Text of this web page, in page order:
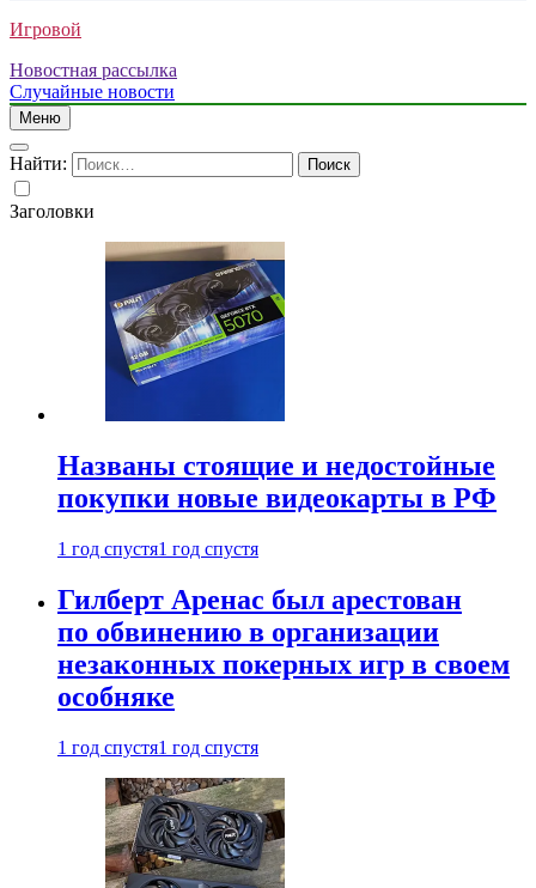
Игровой
Новостная рассылка
Случайные новости
Меню
Найти:
Заголовки
Названы стоящие и недостойные
покупки новые видеокарты в РФ
1 год спустя1 год спустя
Гилберт Аренас был арестован
по обвинению в организации
незаконных покерных игр в своем
особняке
1 год спустя1 год спустя